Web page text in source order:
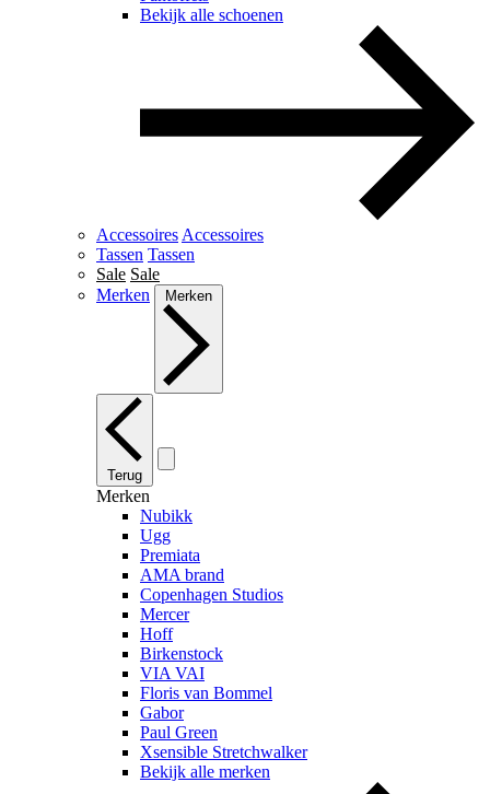
Bekijk alle schoenen
Accessoires Accessoires
Tassen Tassen
Sale Sale
Merken
Merken
Terug
Merken
Nubikk
Ugg
Premiata
AMA brand
Copenhagen Studios
Mercer
Hoff
Birkenstock
VIA VAI
Floris van Bommel
Gabor
Paul Green
Xsensible Stretchwalker
Bekijk alle merken